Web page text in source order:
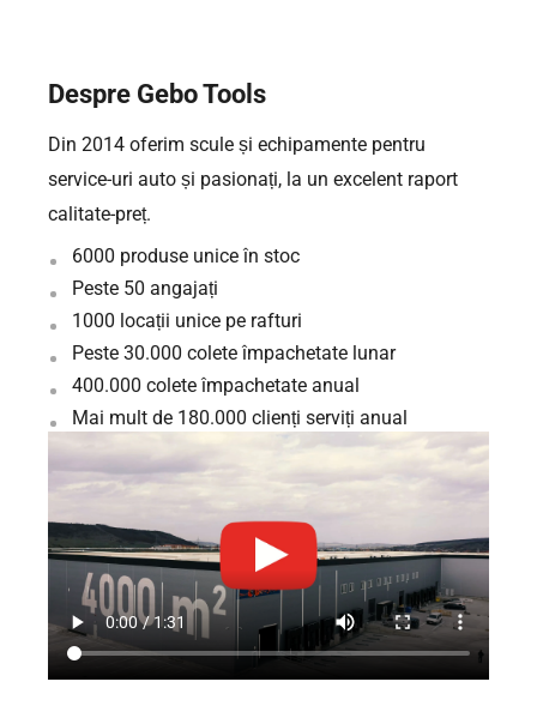
Despre Gebo Tools
Din 2014 oferim scule și echipamente pentru
service-uri auto și pasionați, la un excelent raport
calitate-preț.
6000 produse unice în stoc
Peste 50 angajați
1000 locații unice pe rafturi
Peste 30.000 colete împachetate lunar
400.000 colete împachetate anual
Mai mult de 180.000 clienți serviți anual